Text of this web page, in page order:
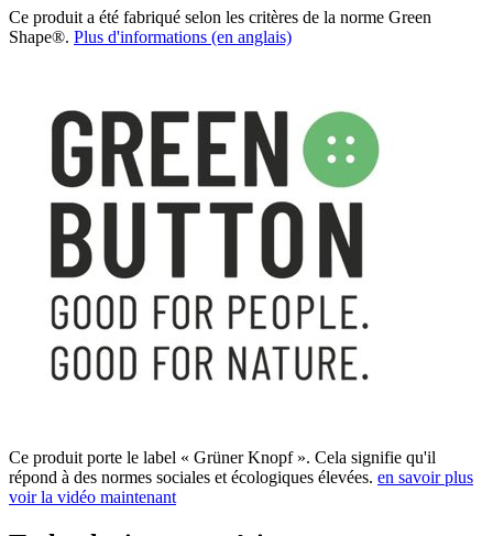
Ce produit a été fabriqué selon les critères de la norme Green
Shape®. Plus d'informations (en anglais)
Ce produit porte le label « Grüner Knopf ». Cela signifie qu'il
répond à des normes sociales et écologiques élevées. en savoir plus
voir la vidéo maintenant